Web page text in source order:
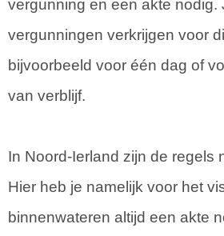
vergunning en een akte nodig.
vergunningen verkrijgen voor
bijvoorbeeld voor één dag of
van verblijf.
In Noord-Ierland zijn de regels
Hier heb je namelijk voor het
binnenwateren altijd een akte